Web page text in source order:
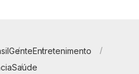
GenteEntretenimento
Saúde